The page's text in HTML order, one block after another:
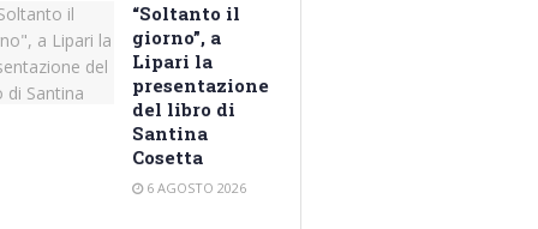
“Soltanto il
giorno”, a
Lipari la
presentazione
del libro di
Santina
Cosetta
6 AGOSTO 2026